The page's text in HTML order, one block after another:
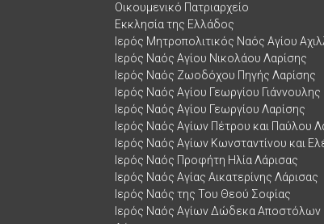
Οικουμενικό Πατριαρχείο
Εκκλησία της Ελλάδος
Ιερός Μητροπολιτικός Ναός Αγίου
Ιερός Ναός Αγίου Νικολάου Λαρίσης
Ιερός Ναός Ζωοδόχου Πηγής Λαρίσης
Ιερός Ναός Αγίου Γεωργίου Γιάννουλης
Ιερός Ναός Αγίου Γεωργίου Λαρίσης
Ιερός Ναός Αγίων Πέτρου και Παύλου
Ιερός Ναός Αγίων Κωνσταντίνου και
Ιερός Ναός Προφήτη Ηλία Λάρισας
Ιερός Ναός Αγίας Αικατερίνης Λάρισας
Ιερός Ναός της Του Θεού Σοφίας
Ιερός Ναός Αγίων Δώδεκα Αποστόλων